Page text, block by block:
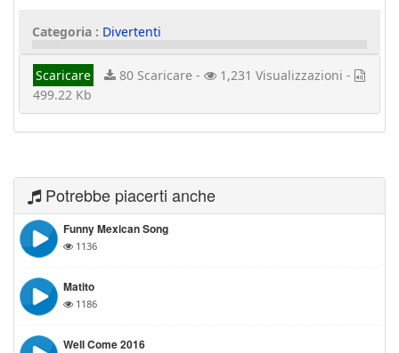
Categoria : Divertenti
Scaricare 80 Scaricare -
1,231 Visualizzazioni -
499.22 Kb
Potrebbe piacerti anche
Funny Mexican Song
1136
Matito
1186
Well Come 2016